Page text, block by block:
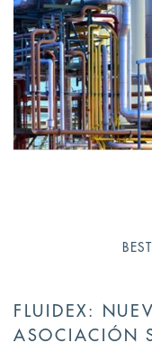
FLUIDEX:
ASOCIACIÓN